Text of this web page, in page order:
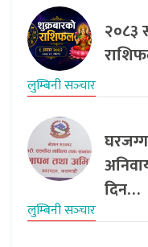
२०८३
लुम्बिनी सञ्‍चार
दिन…
लुम्बिनी सञ्‍चार